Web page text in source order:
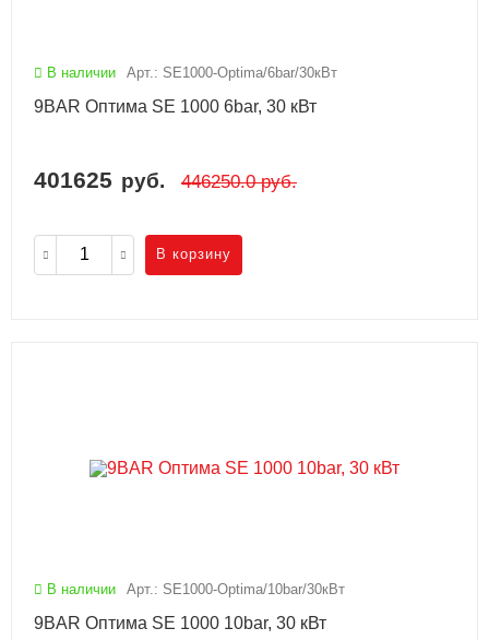
В наличии Арт.: SE1000-Optima/6bar/30кВт
9BAR Оптима SE 1000 6bar, 30 кВт
401625 руб. 446250.0руб.
В корзину
В наличии Арт.: SE1000-Optima/10bar/30кВт
9BAR Оптима SE 1000 10bar, 30 кВт